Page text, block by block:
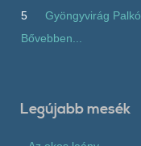
5
Gyöngyvirág Palkó
Bővebben...
Legújabb mesék